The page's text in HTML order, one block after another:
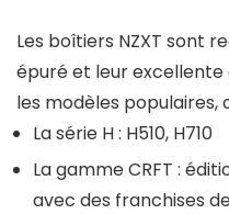
Les boîtiers NZXT sont
épuré et leur excellente
les modèles populaires,
La série H : H510, H710
La gamme CRFT :
avec des franchises